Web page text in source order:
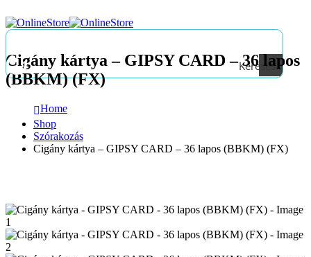
Keresés
Cigány kártya – GIPSY CARD – 36 lapos
(BBKM) (FX)
Home
Shop
Szórakozás
Cigány kártya – GIPSY CARD – 36 lapos (BBKM) (FX)